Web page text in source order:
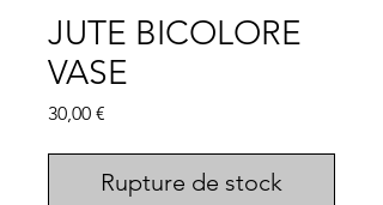
JUTE BICOLORE
VASE
30,00 €
Rupture de stock